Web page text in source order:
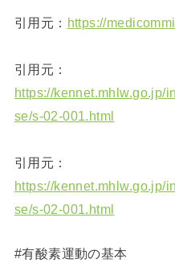
引用元： https://
引用元：
https://kennet.mhlw.go.jp/
se/s-02-001.html
引用元：
https://kennet.mhlw.go.jp/
se/s-02-001.html
#有酸素運動の基本